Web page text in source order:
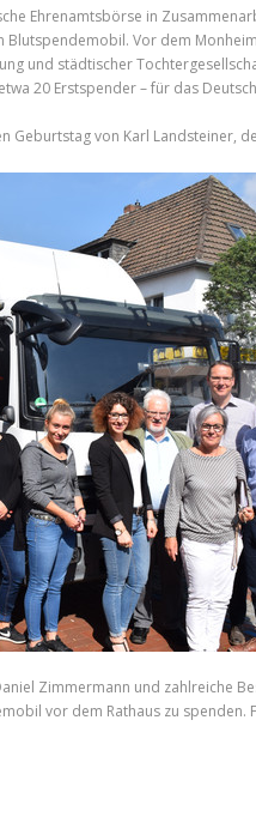
Ehrenamtsbörse in
Blutspendemobil. Vor dem
und städtischer
20 Erstspender – für das
Geburtstag von Karl Landsteiner,
Zimmermann und zahlreiche
vor dem Rathaus zu spenden.